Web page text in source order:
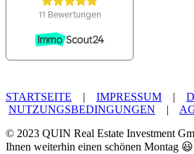
STARTSEITE | IMPRESSUM |
NUTZUNGSBEDINGUNGEN |
© 2023 QUIN Real Estate Investment
Ihnen weiterhin einen schönen Montag 😃